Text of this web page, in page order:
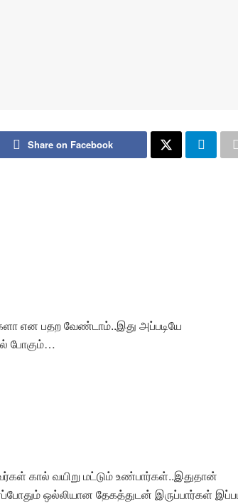
Share on Facebook
என பதற வேண்டாம்..இது அப்படியே
போகும்…
கால் வயிறு மட்டும் உண்பார்கள்..இதுதான்
ஒல்லியான தேகத்துடன் இருப்பார்கள்